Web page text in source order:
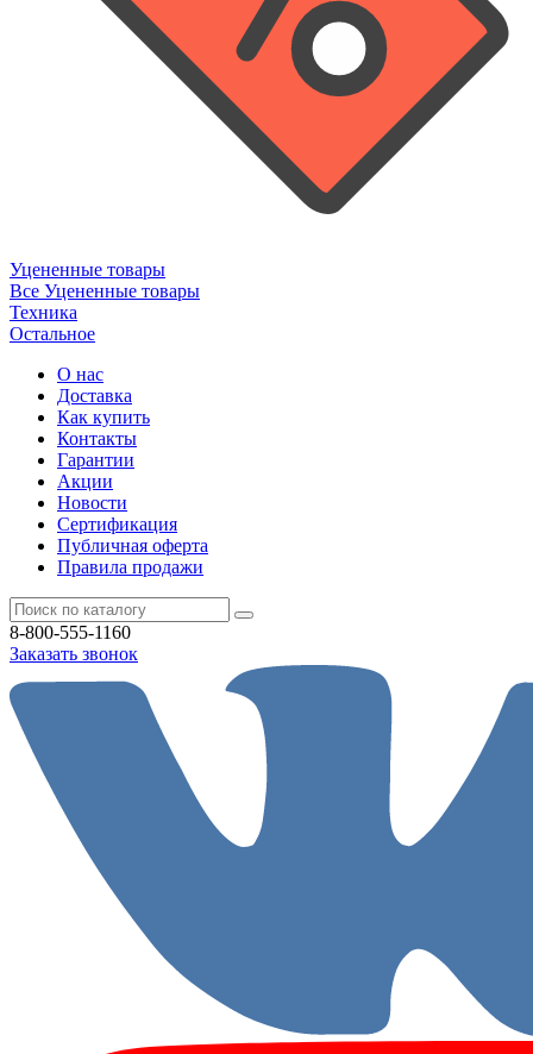
Уцененные товары
Все Уцененные товары
Техника
Остальное
О нас
Доставка
Как купить
Контакты
Гарантии
Акции
Новости
Cертификация
Публичная оферта
Правила продажи
8-800-555-1160
Заказать звонок